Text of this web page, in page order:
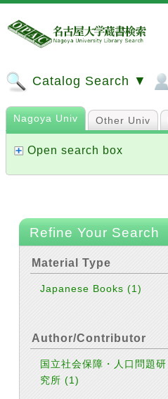
Catalog Search ▼
Nagoya Univ Other Univ
Open search box
Refine Your Search
Material Type
Japanese Books(1)
Author/Contributor
国立社会保障・人口問題研
究所(1)